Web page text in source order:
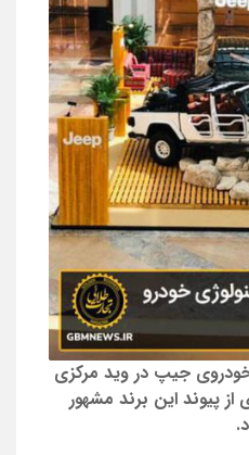
جیپ در وید مرکزی
از پیوند این برند مشهور